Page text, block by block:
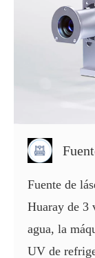
Fuente de
Huaray de 3
agua, la
UV de